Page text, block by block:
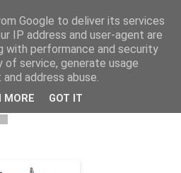
delle arti per condividere
Google to deliver its services
IP address and user-agent are
with performance and security
service, generate usage
address abuse.
MORE GOT IT